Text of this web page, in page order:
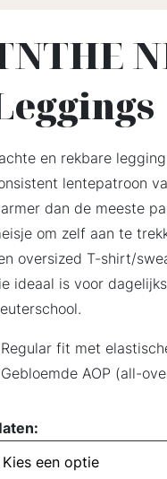
en rekbare
lentepatroon
dan de meeste
om zelf aan te
oversized T-shirt/
ideaal is voor
fit met
AOP (all-